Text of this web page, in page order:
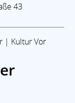
43
| Kultur Vor